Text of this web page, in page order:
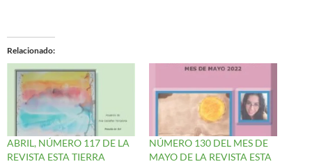
Relacionado
ABRIL, NÚMERO 117 DE LA
REVISTA ESTA TIERRA
NÚMERO 130 DEL MES DE
MAYO DE LA REVISTA ESTA